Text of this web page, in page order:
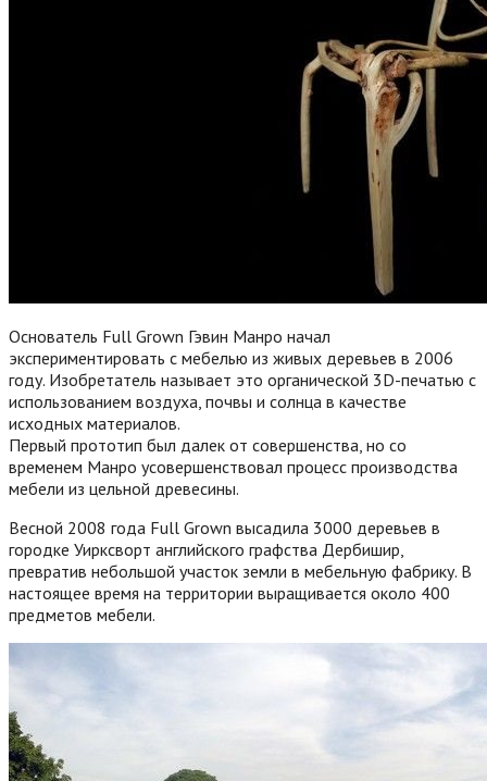
Основатель Full Grown Гэвин Манро начал
экспериментировать с мебелью из живых деревьев в 2006
году. Изобретатель называет это органической 3D-печатью с
использованием воздуха, почвы и солнца в качестве
исходных материалов.
Первый прототип был далек от совершенства, но со
временем Манро усовершенствовал процесс производства
мебели из цельной древесины.
Весной 2008 года Full Grown высадила 3000 деревьев в
городке Уирксворт английского графства Дербишир,
превратив небольшой участок земли в мебельную фабрику. В
настоящее время на территории выращивается около 400
предметов мебели.